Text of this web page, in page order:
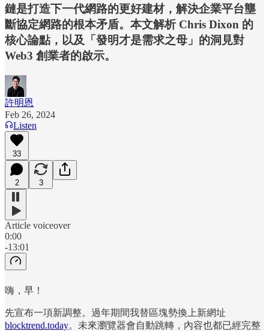
鏈是打造下一代網路的更好建材，解決企業平台壟
斷協定網路的根本矛盾。本文解析 Chris Dixon 的
核心論點，以及「發明才是需求之母」的洞見對
Web3 創業者的啟示。
許明恩
Feb 26, 2024
Listen
33
2 3
Article voiceover
0:00
-13:01
嗨，早！
先宣布一項新調整。過年期間我替區塊勢換上新網址
blocktrend.today。未來瀏覽器會自動跳轉，內容也都已經完整